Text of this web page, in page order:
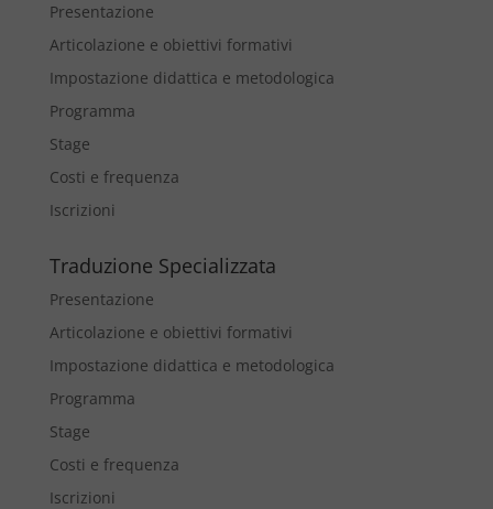
Presentazione
Articolazione e obiettivi formativi
Impostazione didattica e metodologica
Programma
Stage
Costi e frequenza
Iscrizioni
Traduzione Specializzata
Presentazione
Articolazione e obiettivi formativi
Impostazione didattica e metodologica
Programma
Stage
Costi e frequenza
Iscrizioni